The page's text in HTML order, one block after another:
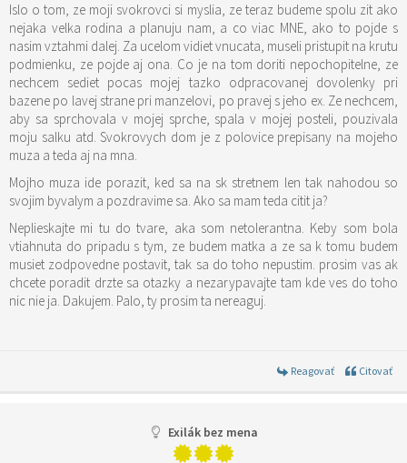
Islo o tom, ze moji svokrovci si myslia, ze teraz budeme spolu zit ako
nejaka velka rodina a planuju nam, a co viac MNE, ako to pojde s
nasim vztahmi dalej. Za ucelom vidiet vnucata, museli pristupit na krutu
podmienku, ze pojde aj ona. Co je na tom doriti nepochopitelne, ze
nechcem sediet pocas mojej tazko odpracovanej dovolenky pri
bazene po lavej strane pri manzelovi, po pravej s jeho ex. Ze nechcem,
aby sa sprchovala v mojej sprche, spala v mojej posteli, pouzivala
moju salku atd. Svokrovych dom je z polovice prepisany na mojeho
muza a teda aj na mna.
Mojho muza ide porazit, ked sa na sk stretnem len tak nahodou so
svojim byvalym a pozdravime sa. Ako sa mam teda citit ja?
Neplieskajte mi tu do tvare, aka som netolerantna. Keby som bola
vtiahnuta do pripadu s tym, ze budem matka a ze sa k tomu budem
musiet zodpovedne postavit, tak sa do toho nepustim. prosim vas ak
chcete poradit drzte sa otazky a nezarypavajte tam kde ves do toho
nic nie ja. Dakujem. Palo, ty prosim ta nereaguj.
Reagovať Citovať
Exilák bez mena